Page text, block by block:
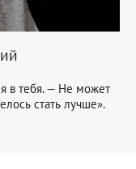
в тебя. — Не может
стать лучше».